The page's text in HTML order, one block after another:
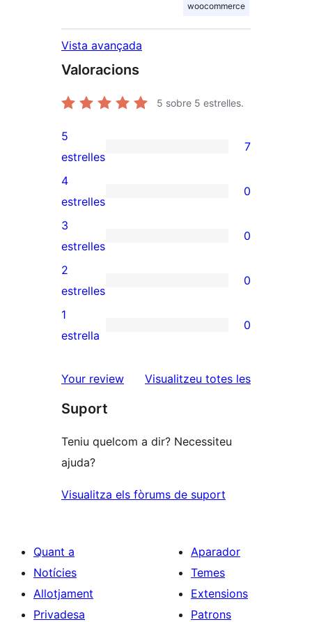
woocommerce
Vista avançada
Valoracions
5 sobre 5 estrelles.
7
valoracions
de
5
estrelles
5
estrelles
7
0
valoracions
de
4
estrelles
4
estrelles
0
0
valoracions
de
3
estrelles
3
estrelles
0
0
valoracions
de
estrelles
2
estrelles
0
0
de
estrelles
1
estrella
0
Your review Visualitzeu totes lesressenyes
Suport
Teniu quelcom a dir? Necessiteu
ajuda?
Visualitza els fòrums de suport
Quant a
Notícies
Allotjament
Privadesa
Aparador
Temes
Extensions
Patrons